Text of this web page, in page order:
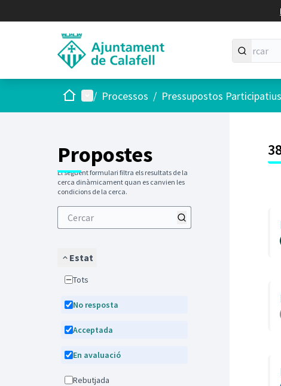
Inici Menú principal
/ Processos / Pressupostos
Propostes
El següent formulari filtra els resultats de la
cerca dinàmicament quan es canvien les
condicions de la cerca.
Estat
Tots
No resposta
Acceptada
En avaluació
Rebutjada